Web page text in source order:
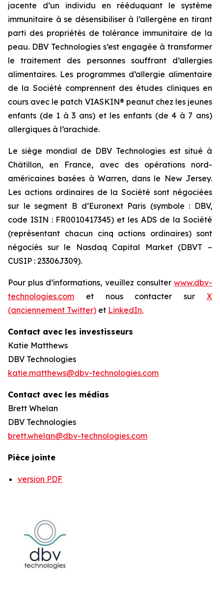
jacente d’un individu en rééduquant le système
immunitaire à se désensibiliser à l’allergène en tirant
parti des propriétés de tolérance immunitaire de la
peau. DBV Technologies s’est engagée à transformer
le traitement des personnes souffrant d’allergies
alimentaires. Les programmes d’allergie alimentaire
de la Société comprennent des études cliniques en
cours avec le patch VIASKIN® peanut chez les jeunes
enfants (de 1 à 3 ans) et les enfants (de 4 à 7 ans)
allergiques à l’arachide.
Le siège mondial de DBV Technologies est situé à
Châtillon, en France, avec des opérations nord-
américaines basées à Warren, dans le New Jersey.
Les actions ordinaires de la Société sont négociées
sur le segment B d’Euronext Paris (symbole : DBV,
code ISIN : FR0010417345) et les ADS de la Société
(représentant chacun cinq actions ordinaires) sont
négociés sur le Nasdaq Capital Market (DBVT –
CUSIP : 23306J309).
Pour plus d’informations, veuillez consulter www.dbv-
technologies.com et nous contacter sur X
(anciennement Twitter) et LinkedIn.
Contact avec les investisseurs
Katie Matthews
DBV Technologies
katie.matthews@dbv-technologies.com
Contact avec les médias
Brett Whelan
DBV Technologies
brett.whelan@dbv-technologies.com
Pièce jointe
version PDF